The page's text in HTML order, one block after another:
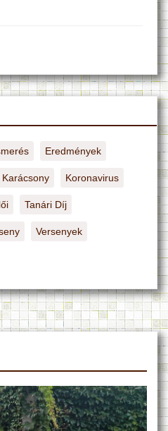
Eredmények
Karácsony Koronavirus
Tanári Díj
Versenyek